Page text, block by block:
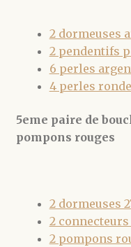
2 dormeuses
2 pendentifs
6 perles
4 perles
5eme paire de
pompons rouges
2 dormeuses
2 connecteurs
2 pompons